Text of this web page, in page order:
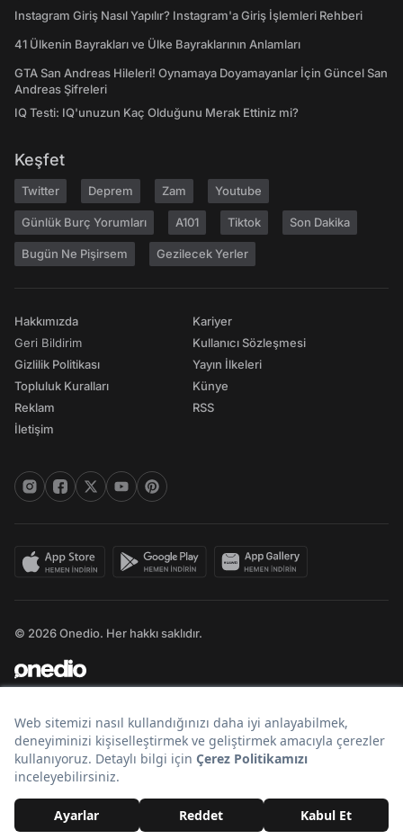
Instagram Giriş Nasıl Yapılır? Instagram'a Giriş İşlemleri Rehberi
41 Ülkenin Bayrakları ve Ülke Bayraklarının Anlamları
GTA San Andreas Hileleri! Oynamaya Doyamayanlar İçin Güncel San
Andreas Şifreleri
IQ Testi: IQ'unuzun Kaç Olduğunu Merak Ettiniz mi?
Keşfet
Twitter Deprem Zam Youtube
Günlük Burç Yorumları A101 Tiktok Son Dakika
Bugün Ne Pişirsem Gezilecek Yerler
Hakkımızda
Geri Bildirim
Gizlilik Politikası
Topluluk Kuralları
Reklam
İletişim
Kariyer
Kullanıcı Sözleşmesi
Yayın İlkeleri
Künye
RSS
© 2026 Onedio. Her hakkı saklıdır.
Bir markasıdır.